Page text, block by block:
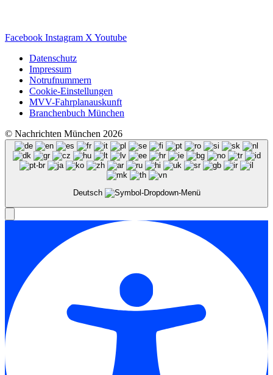
Facebook Instagram X Youtube
Datenschutz
Impressum
Notrufnummern
Cookie-Einstellungen
MVV-Fahrplanauskunft
Branchenbuch München
© Nachrichten München 2026
Deutsch